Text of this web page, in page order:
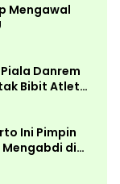
Mengawal
Danrem
Bibit Atlet
Ini Pimpin
Mengabdi di